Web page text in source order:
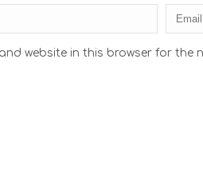
website in this browser for the